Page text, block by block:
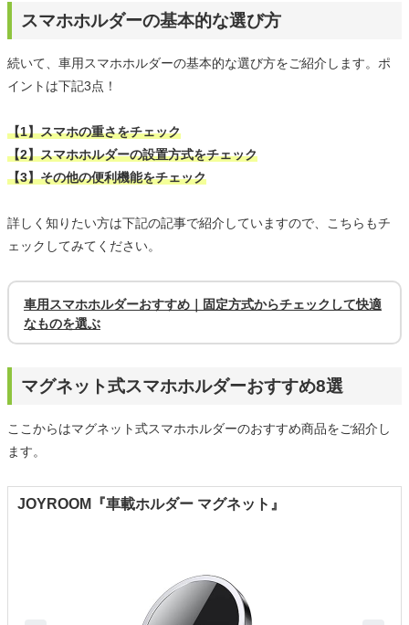
スマホホルダーの基本的な選び方
続いて、車用スマホホルダーの基本的な選び方をご紹介します。ポ
イントは下記3点！
【1】スマホの重さをチェック
【2】スマホホルダーの設置方式をチェック
【3】その他の便利機能をチェック
詳しく知りたい方は下記の記事で紹介していますので、こちらもチ
ェックしてみてください。
車用スマホホルダーおすすめ｜固定方式からチェックして快適
なものを選ぶ
マグネット式スマホホルダーおすすめ8選
ここからはマグネット式スマホホルダーのおすすめ商品をご紹介し
ます。
JOYROOM『車載ホルダー マグネット』